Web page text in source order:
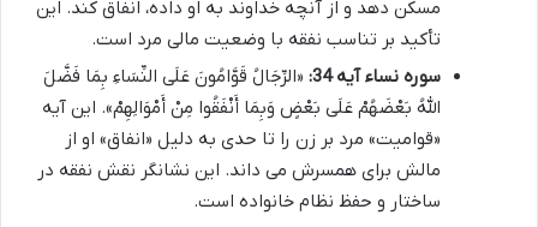
مسکن دهد و از آنچه خداوند به او داده، انفاق کند. این
تأکید بر تناسب نفقه با وضعیت مالی مرد است.
سوره نساء آیه 34:
«الرِّجَالُ قَوَّامُونَ عَلَی النِّسَاءِ بِمَا فَضَّلَ
اللّهُ بَعْضَهُمْ عَلَی بَعْضٍ وَبِمَا أَنْفَقُوا مِنْ أَمْوَالِهِمْ». این آیه
«قوامیت» مرد بر زن را تا حدی به دلیل «انفاق» او از
مالش برای همسرش می داند. این نشانگر نقش نفقه در
ساختار و حفظ نظام خانواده است.